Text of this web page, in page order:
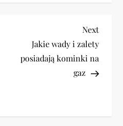
Next
Post
Next
Jakie wady i zalety
posiadają kominki na
gaz